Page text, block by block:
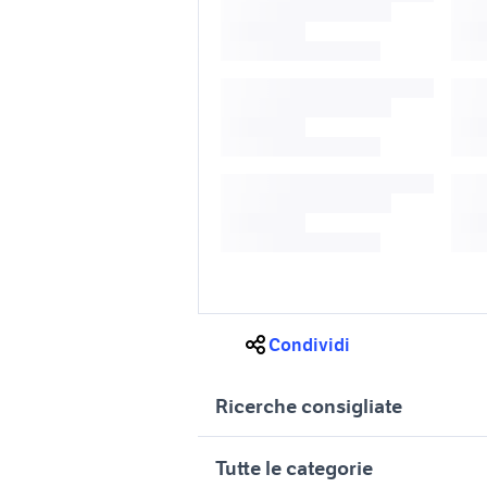
Condividi
Ricerche consigliate
provincia
Tutte le categorie